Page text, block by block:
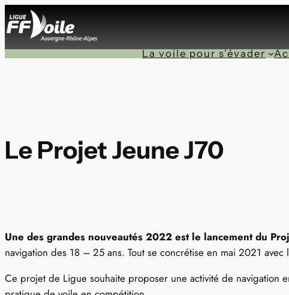
Aller
au
contenu
La voile pour s’évader
Le Projet Jeune J70
Une des grandes nouveautés 2022 est le lancement du
navigation des 18 – 25 ans. Tout se concrétise en mai 2021 avec
Ce projet de Ligue souhaite proposer une activité de navigation